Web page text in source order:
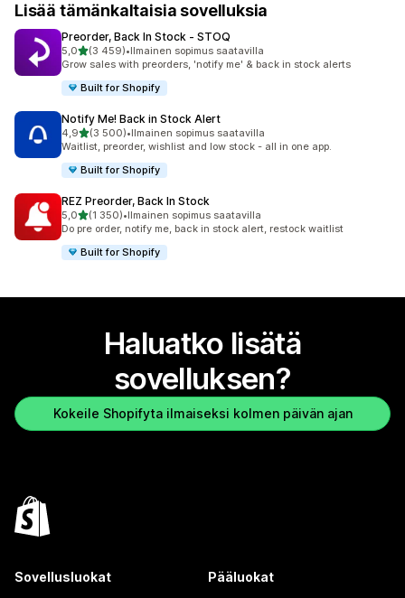
Lisää tämänkaltaisia sovelluksia
Preorder, Back In Stock ‑ STOQ
5,0/ 5 tähteä
(3 459)
3459 arvostelua yhteensä
•Ilmainen sopimus saatavilla
Grow sales with preorders, 'notify me' & back in stock alerts
Built for Shopify
Notify Me! Back in Stock Alert
4,9/ 5 tähteä
(3 500)
3500 arvostelua yhteensä
•Ilmainen sopimus saatavilla
Waitlist, preorder, wishlist and low stock - all in one app.
Built for Shopify
REZ Preorder, Back In Stock
5,0/ 5 tähteä
(1 350)
1350 arvostelua yhteensä
•Ilmainen sopimus saatavilla
Do pre order, notify me, back in stock alert, restock waitlist
Built for Shopify
Haluatko lisätä
sovelluksen?
Kokeile Shopifyta ilmaiseksi kolmen päivän ajan
Sovellusluokat Pääluokat